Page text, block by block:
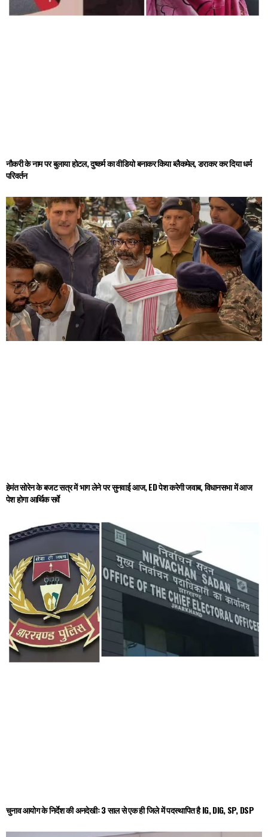
नौकरी के नाम पर बुलाया होटल, दुष्कर्म का वीडियो बनाकर किया ब्लैकमेल, डराकर कर दिया धर्म
परिवर्तन
हेमंत सोरेन के बजट सत्र में भाग लेने पर सुनवाई आज, ED पेश करेगी जवाब, विधानसभा में आज
पेश होगा आर्थिक सर्वे
चुनाव आयोग के निर्देश की अनदेखीः 3 साल से एक ही जिले में पदस्थापित है IG, DIG, SP, DSP